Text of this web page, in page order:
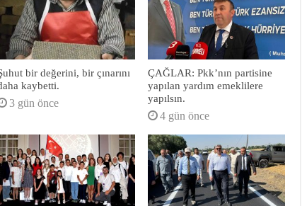
bir değerini, bir çınarını
kaybetti.
3 gün önce
ÇAĞLAR: Pkk’nın partisine
yapılan yardım emeklilere
yapılsın.
4 gün önce